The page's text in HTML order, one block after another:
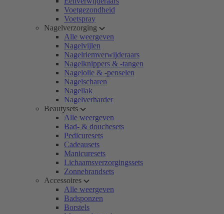
Voetgezondheid
Voetspray
Nagelverzorging
Alle weergeven
Nagelvijlen
Nagelriemverwijderaars
Nagelknippers & -tangen
Nagelolie & -penselen
Nagelscharen
Nagellak
Nagelverharder
Beautysets
Alle weergeven
Bad- & douchesets
Pedicuresets
Cadeausets
Manicuresets
Lichaamsverzorgingssets
Zonnebrandsets
Accessoires
Alle weergeven
Badsponzen
Borstels